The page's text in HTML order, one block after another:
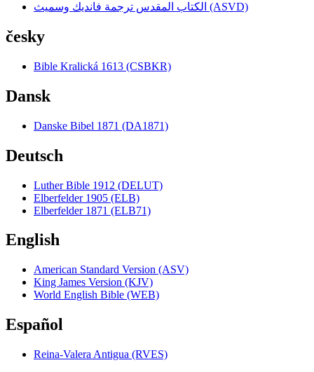
الكتاب المقدس ترجمة فانديك وسميث (ASVD)
česky
Bible Kralická 1613 (CSBKR)
Dansk
Danske Bibel 1871 (DA1871)
Deutsch
Luther Bible 1912 (DELUT)
Elberfelder 1905 (ELB)
Elberfelder 1871 (ELB71)
English
American Standard Version (ASV)
King James Version (KJV)
World English Bible (WEB)
Español
Reina-Valera Antigua (RVES)